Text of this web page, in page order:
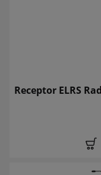
Receptor ELRS